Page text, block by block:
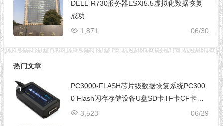
DELL-R730服务器ESXI5.5虚拟化数据恢复
成功
06/30
1,871
热门文章
1
PC3000-FLASH芯片级数据恢复系统PC300
0 Flash闪存存储设备U盘SD卡TF卡CF卡芯
片级数据恢复设备
06/29
3,523